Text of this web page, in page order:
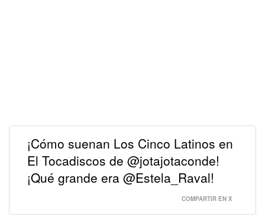
¡Cómo suenan Los Cinco Latinos en
El Tocadiscos de @jotajotaconde!
¡Qué grande era @Estela_Raval!
COMPARTIR EN X